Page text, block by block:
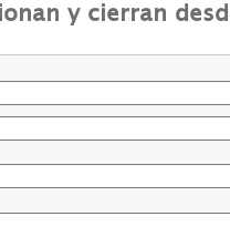
y cierran